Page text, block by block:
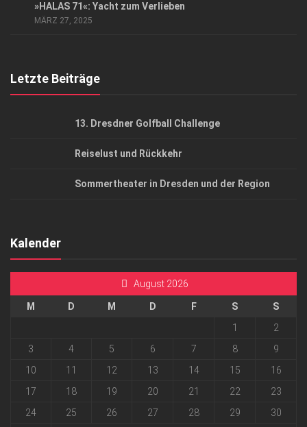
»HALAS 71«: Yacht zum Verlieben
MÄRZ 27, 2025
Letzte Beiträge
13. Dresdner Golfball Challenge
Reiselust und Rückkehr
Sommertheater in Dresden und der Region
Kalender
August 2026
M D M D F S
S
1
2
3
4 5 6 7 8
9
10
11 12 13 14 15
16
17
18 19 20 21 22
23
24
25 26 27 28 29
30